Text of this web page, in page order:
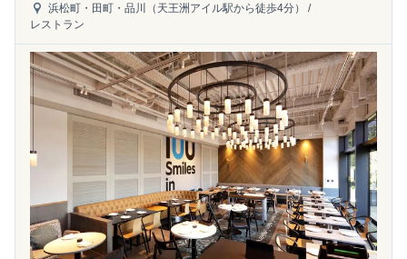
浜松町・田町・品川（天王洲アイル駅から徒歩4分）
/
レストラン